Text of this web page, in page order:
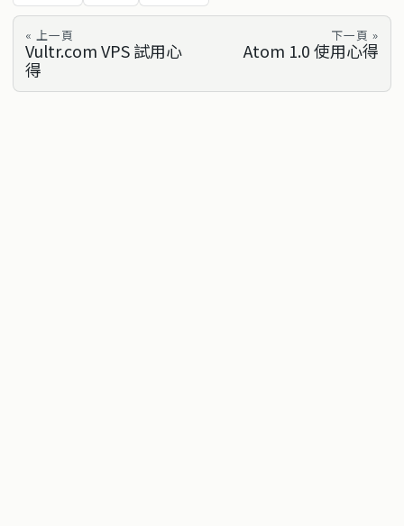
« 上一頁
Vultr.com VPS 試用心
得
下一頁 »
Atom 1.0 使用心得